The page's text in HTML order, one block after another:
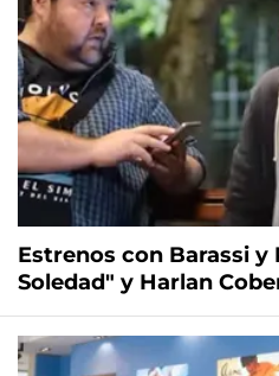
Estrenos con Barassi y
Soledad" y Harlan